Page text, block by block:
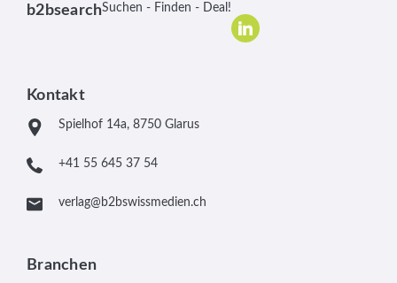
b2bsearchSuchen - Finden - Deal!
Kontakt
Spielhof 14a, 8750 Glarus
+41 55 645 37 54
verlag@b2bswissmedien.ch
Branchen